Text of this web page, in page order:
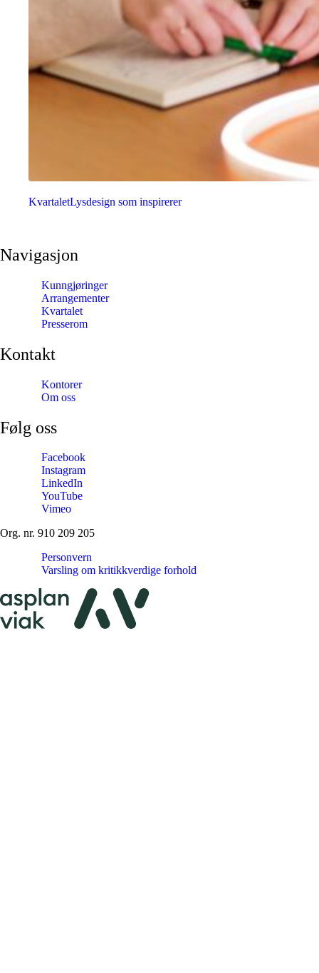
KvartaletLysdesign som inspirerer
Navigasjon
Kunngjøringer
Arrangementer
Kvartalet
Presserom
Kontakt
Kontorer
Om oss
Følg oss
Facebook
Instagram
LinkedIn
YouTube
Vimeo
Org. nr. 910 209 205
Personvern
Varsling om kritikkverdige forhold